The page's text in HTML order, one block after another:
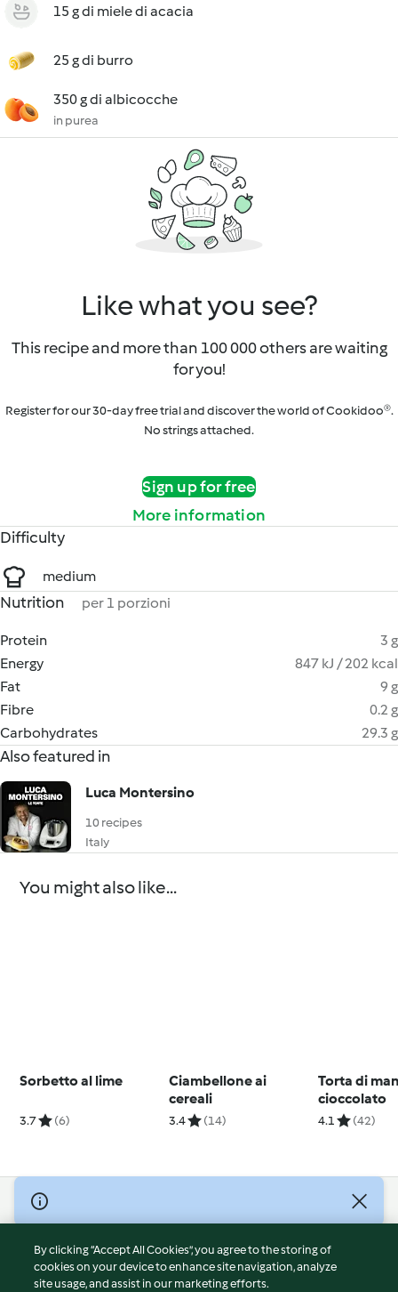
15 g di miele di acacia
25 g di burro
350 g di albicocche
in purea
Like what you see?
This recipe and more than 100 000 others are waiting
for you!
Register for our 30-day free trial and discover the world of Cookidoo®.
No strings attached.
Sign up for free
More information
Difficulty
medium
Nutrition per 1 porzioni
Protein
3 g
Energy
847 kJ / 202 kcal
Fat
9 g
Fibre
0.2 g
Carbohydrates
29.3 g
Also featured in
Luca Montersino
10 recipes
Italy
You might also like...
Sorbetto al lime
3.7 (6)
Ciambellone ai
cereali
3.4 (14)
Torta di
cioccolato
4.1 (42)
© Copyright 2026
Terms of Service
Privacy Policy
By clicking “Accept All Cookies”, you agree to the storing of
cookies on your device to enhance site navigation, analyze
site usage, and assist in our marketing efforts.